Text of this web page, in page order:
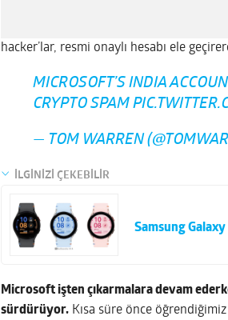
hacker’lar, resmi onaylı hesabı ele
MICROSOFT’S INDIA
CRYPTO SPAM
— TOM WARREN
İLGİNİZİ ÇEKEBİLİR
Samsung Galaxy
Microsoft işten çıkarmalara devam
sürdürüyor. Kısa süre önce